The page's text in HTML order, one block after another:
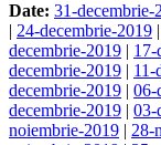
Date: 31-decembrie-
| 24-decembrie-2019 |
decembrie-2019 | 17-
decembrie-2019 | 11-
decembrie-2019 | 06-
decembrie-2019 | 03-
noiembrie-2019 | 28-